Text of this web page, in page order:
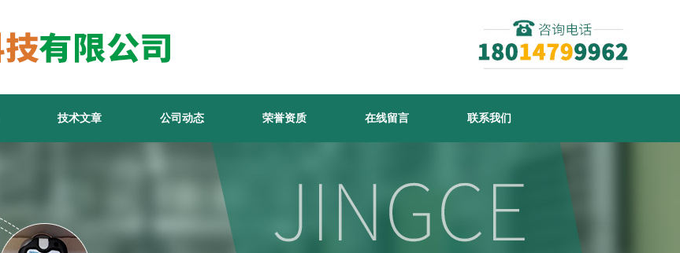
技术文章 公司动态 荣誉资质 在线留言 联系我们